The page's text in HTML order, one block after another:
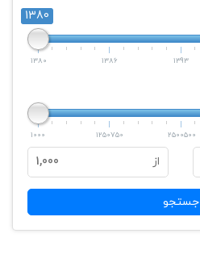
1380
1380 1386 1393
1000 1250750 2500500
از 1,000
جستجو